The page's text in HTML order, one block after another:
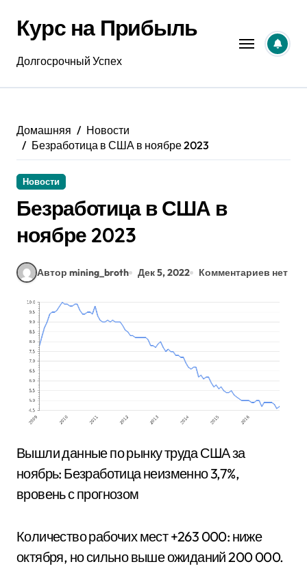
содержанию
Курс на Прибыль
Долгосрочный Успех
Домашняя
Новости
Безработица в США в ноябре 2023
Новости
Безработица в США в
ноябре 2023
Автор mining_broth Дек 5, 2022 Комментариев нет
Вышли данные по рынку труда США за
ноябрь: Безработица неизменно 3,7%,
вровень с прогнозом
Количество рабочих мест +263 000: ниже
октября, но сильно выше ожиданий 200 000.